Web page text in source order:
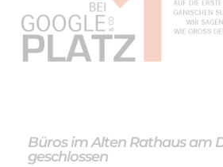
Büros im Alten Rathaus am
geschlossen